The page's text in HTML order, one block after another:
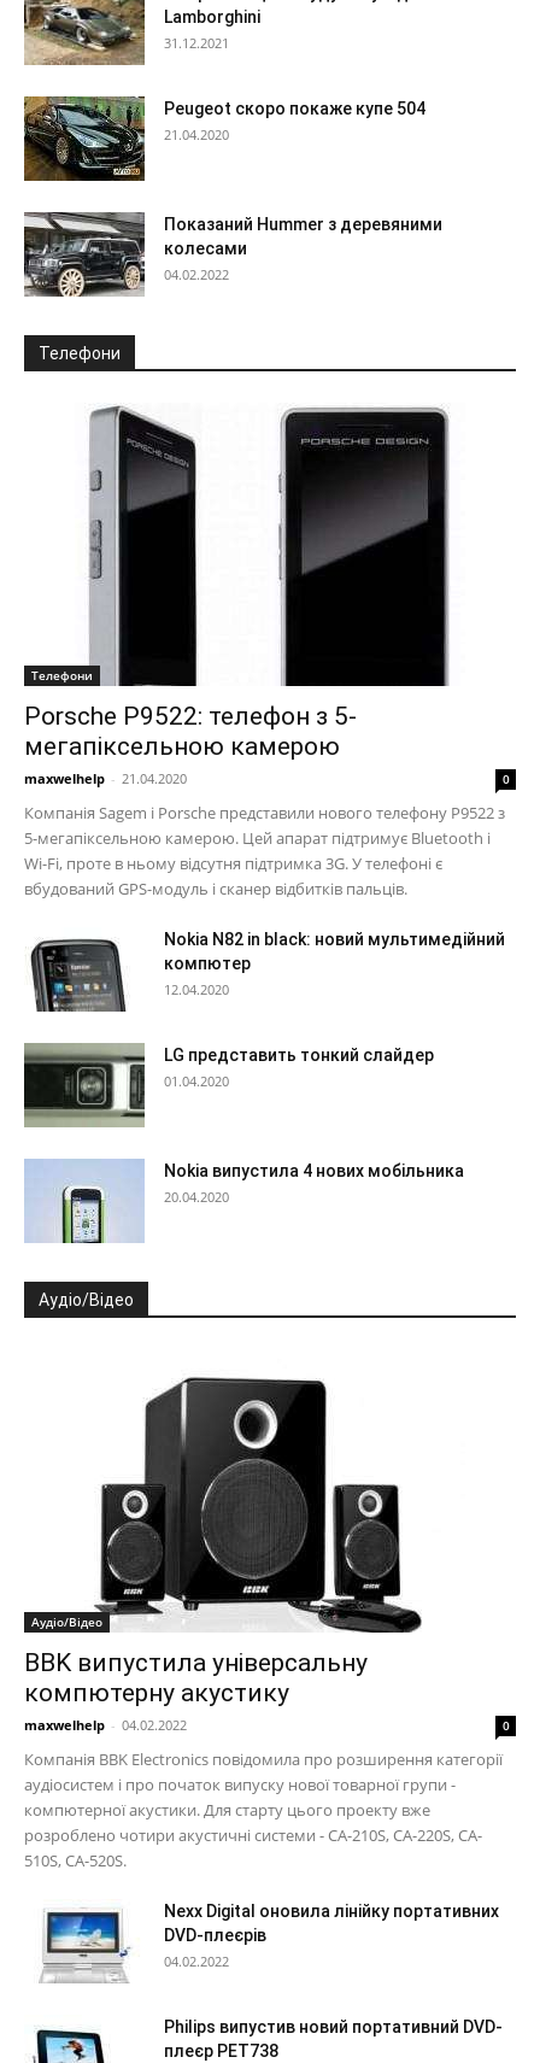
Lamborghini
31.12.2021
Peugeot скоро покаже купе 504
21.04.2020
Показаний Hummer з деревяними
колесами
04.02.2022
Телефони
Телефони
Porsche P9522: телефон з 5-
мегапіксельною камерою
maxwelhelp - 21.04.2020 0
Компанія Sagem і Porsche представили нового телефону P9522 з
5-мегапіксельною камерою. Цей апарат підтримує Bluetooth і
Wi-Fi, проте в ньому відсутня підтримка 3G. У телефоні є
вбудований GPS-модуль і сканер відбитків пальців.
Nokia N82 in black: новий мультимедійний
компютер
12.04.2020
LG представить тонкий слайдер
01.04.2020
Nokia випустила 4 нових мобільника
20.04.2020
Аудіо/Відео
Аудіо/Відео
BBK випустила універсальну
компютерну акустику
maxwelhelp - 04.02.2022 0
Компанія BBK Electronics повідомила про розширення категорії
аудіосистем і про початок випуску нової товарної групи -
компютерної акустики. Для старту цього проекту вже
розроблено чотири акустичні системи - CA-210S, CA-220S, CA-
510S, CA-520S.
Nexx Digital оновила лінійку портативних
DVD-плеєрів
04.02.2022
Philips випустив новий портативний DVD-
плеєр PET738